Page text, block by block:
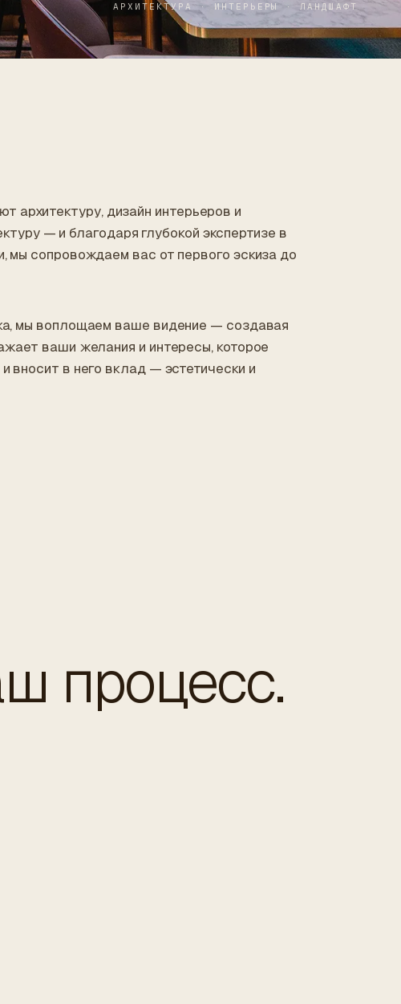
АРХИТЕКТУРА · ИНТЕРЬЕРЫ · ЛАНДШАФТ
архитектуру, дизайн интерьеров и
— и благодаря глубокой экспертизе в
мы сопровождаем вас от первого эскиза до
мы воплощаем ваше видение — создавая
ваши желания и интересы, которое
вносит в него вклад — эстетически и
процесс.